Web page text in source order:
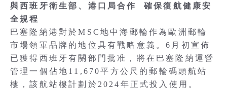
與西班牙衛生部、港口局合作 確保復航健康安
全規程
巴塞隆納港對於MSC地中海郵輪作為歐洲郵輪
市場領軍品牌的地位具有戰略意義。6月初宣佈
已獲得西班牙有關部門批准，將在巴塞隆納運營
管理一個佔地11,670平方公尺的郵輪碼頭航站
樓，該航站樓計劃於2024年正式投入使用。